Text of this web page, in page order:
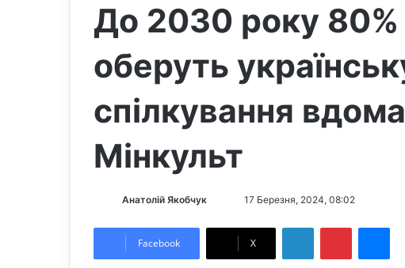
До 2030 року 80%
оберуть
спілкування
Мінкульт
Анатолій Якобчук
l d
17 Березня, 2024, 08:02
Facebook X